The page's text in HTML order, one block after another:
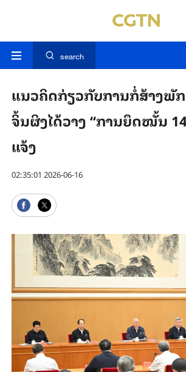
search
ແນວ​ຄິດ​ກ່ຽວ​ກັບ​ການ​ກໍ່​ສ້າງ​ພັ
ຈິ້ນ​ຜິງ​ໄດ້​ວາງ “ການ​ຍຶດ​ໝັ້ນ
ແຈ້ງ
02:35:01 2026-06-16